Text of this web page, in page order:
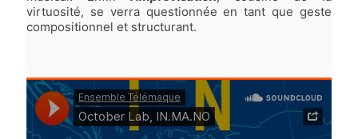
virtuosité, se verra questionnée en tant que geste
compositionnel et structurant.